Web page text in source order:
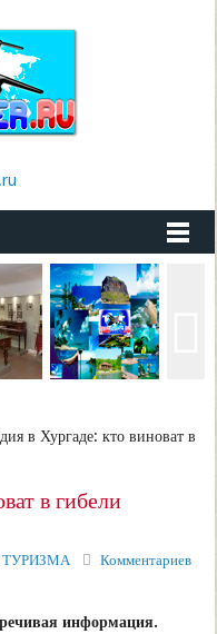
в Хургаде: кто виноват в
в гибели
Комментариев
информация.